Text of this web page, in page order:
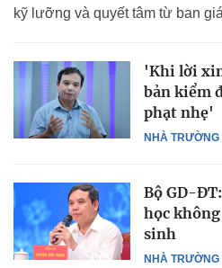
kỹ lưỡng và quyết tâm từ ban
NHÀ TRƯỜNG
'Khi lời
bản kiểm
phạt nhẹ'
NHÀ TRƯỜNG
Bộ GD-
học
sinh